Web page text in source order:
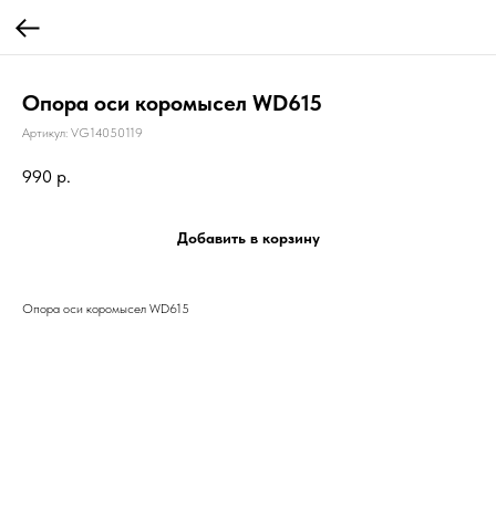
Опора оси коромысел WD615
Артикул: VG14050119
990 р.
Добавить в корзину
Опора оси коромысел WD615